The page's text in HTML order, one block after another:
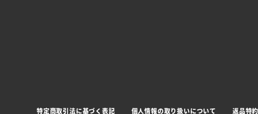
特定商取引法に基づく表記 個人情報の取り扱いについて 返品特